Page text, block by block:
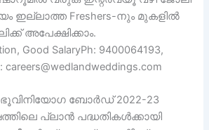
ഇല്ലാത്ത Freshers-നും മുകളിൽ
അപേക്ഷിക്കാം.
Good SalaryPh: 9400064193,
careers@wedlandweddings.com
ബോർഡ് 2022-23
പ്ലാൻ പദ്ധതികൾക്കായി